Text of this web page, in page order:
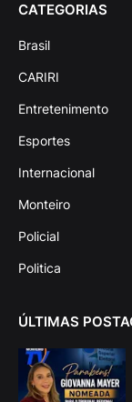
CATEGORIAS
Brasil
CARIRI
Entretenimento
Esportes
Internacional
Monteiro
Policial
Politica
ÚLTIMAS